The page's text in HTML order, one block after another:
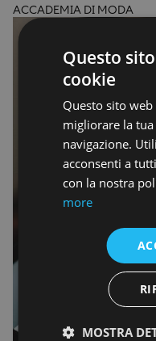
ACCADEMIA DI MODA
Questo
cookie
Questo sito
migliorare la
navigazione.
acconsenti a
con la nostra
more
MOSTRA